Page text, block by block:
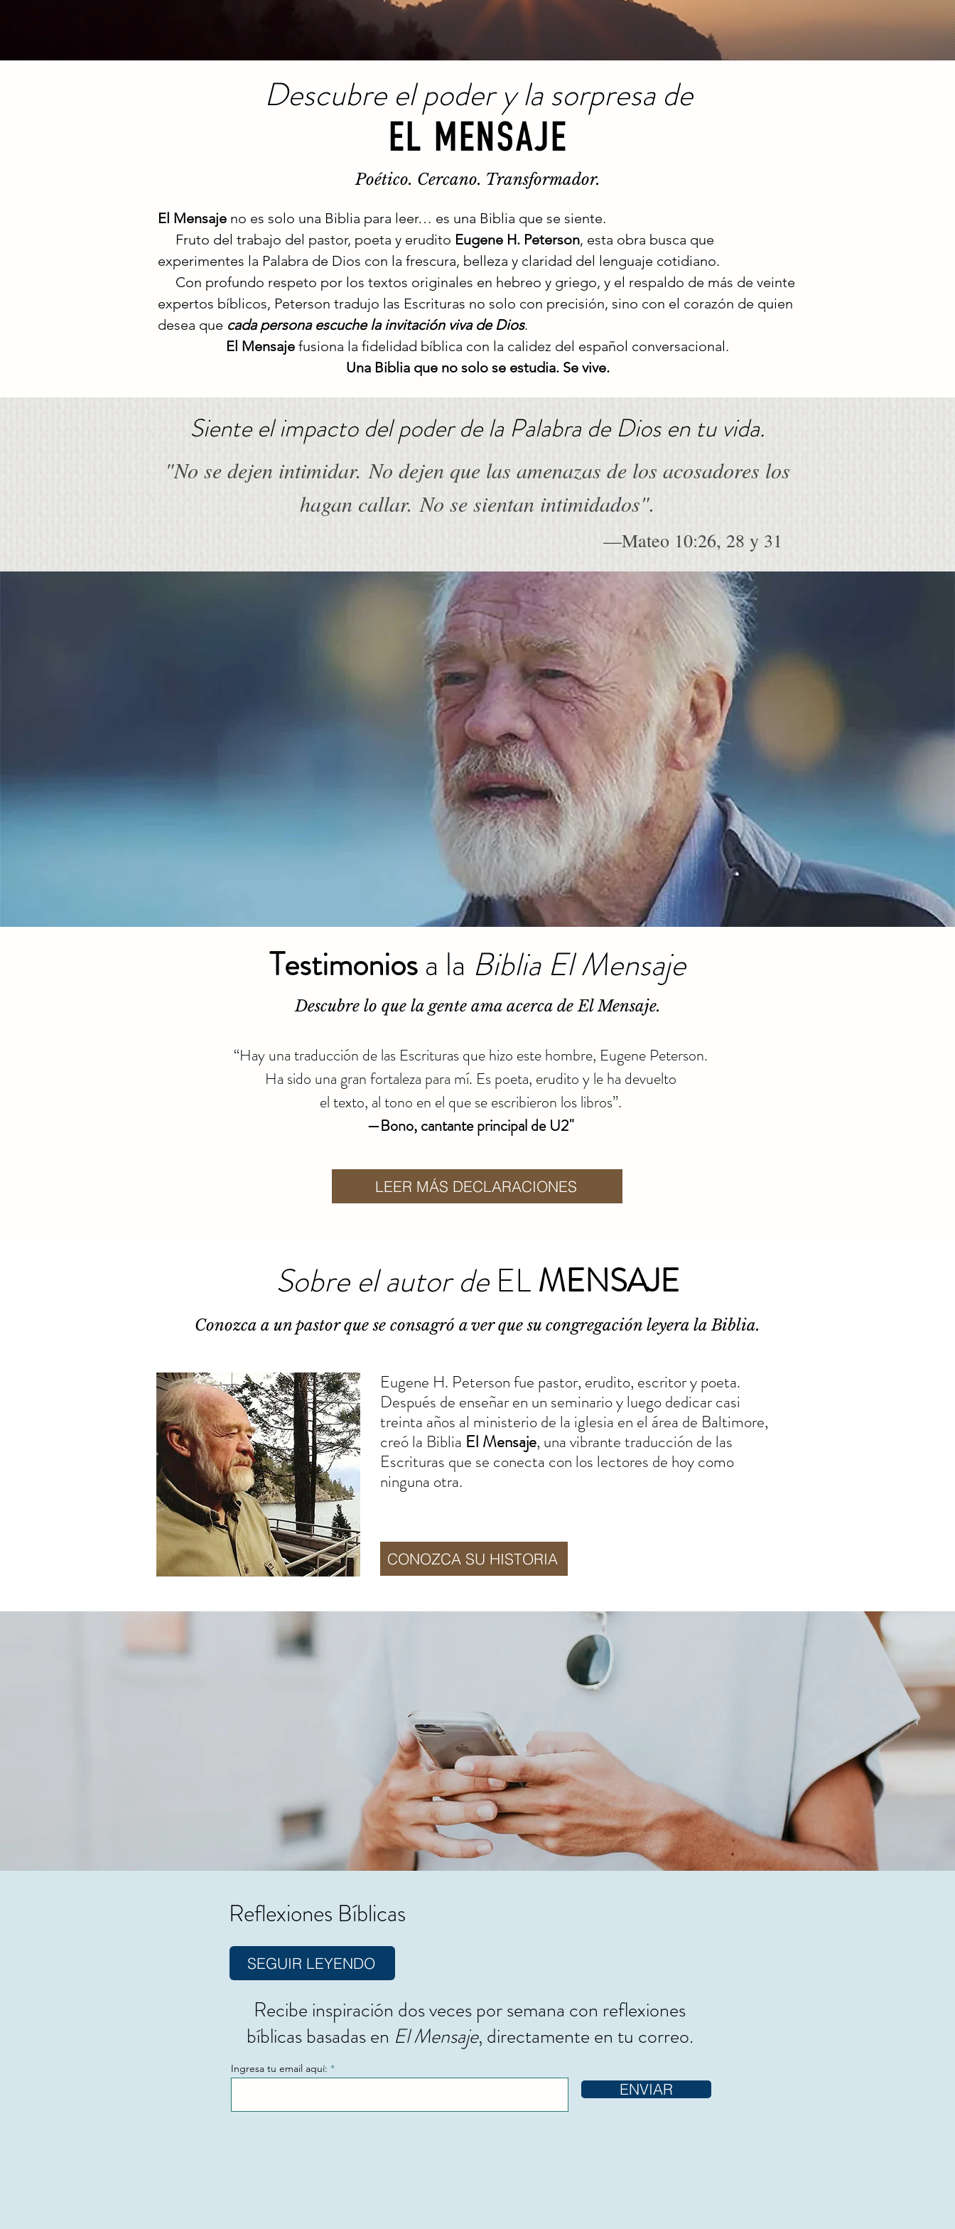
Descubre el poder y la sorpresa de
EL MENSAJE
Poético. Cercano. Transformador.
El Mensaje no es solo una Biblia para leer… es una Biblia que se siente.
Fruto del trabajo del pastor, poeta y erudito Eugene H. Peterson, esta obra busca que
experimentes la Palabra de Dios con la frescura, belleza y claridad del lenguaje cotidiano.
Con profundo respeto por los textos originales en hebreo y griego, y el respaldo de más de veinte
expertos bíblicos, Peterson tradujo las Escrituras no solo con precisión, sino con el corazón de quien
desea que cada persona escuche la invitación viva de Dios.
El Mensaje fusiona la fidelidad bíblica con la calidez del español conversacional.
Una Biblia que no solo se estudia. Se vive.
Siente el impacto del poder de la Palabra de Dios en tu vida.
"No se dejen intimidar.No dejen que las amenazas de los acosadores los
hagan callar.No se sientan intimidados".
—Mateo 10:26, 28 y 31
Testimoniosa la BibliaEl Mensaje
Descubre lo que la gente ama acerca de El Mensaje.
“Hay una traducción de las Escrituras que hizo este hombre, Eugene Peterson.
Ha sido una gran fortaleza para mí. Es poeta, erudito y le ha devuelto
el texto, al tono en el que se escribieron los libros”.
—Bono, cantante principal de U2"
LEER MÁS DECLARACIONES
Sobre el autor de ELMENSAJE
Conozca a un pastor que se consagró a ver que su congregación leyera la Biblia.
Eugene H. Petersonfue pastor, erudito, escritor y poeta.
Después de enseñar en un seminario y luego dedicar casi
treinta años al ministerio de la iglesia en el área de Baltimore,
creó la Biblia El Mensaje, una vibrante traducción de las
Escrituras que se conecta con los lectores de hoy como
ninguna otra.
CONOZCA SU HISTORIA
Reflexiones Bíblicas
SEGUIR LEYENDO
Recibe inspiración dos veces por semana con reflexiones
bíblicas basadas en El Mensaje, directamente en tu correo.
Ingresa tu email aquí:
ENVIAR